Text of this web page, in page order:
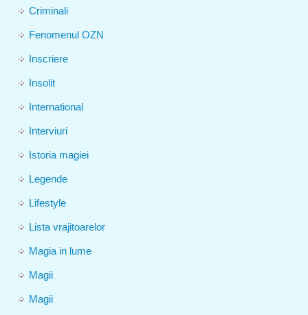
Criminali
Fenomenul OZN
Inscriere
Insolit
International
Interviuri
Istoria magiei
Legende
Lifestyle
Lista vrajitoarelor
Magia in lume
Magii
Magii